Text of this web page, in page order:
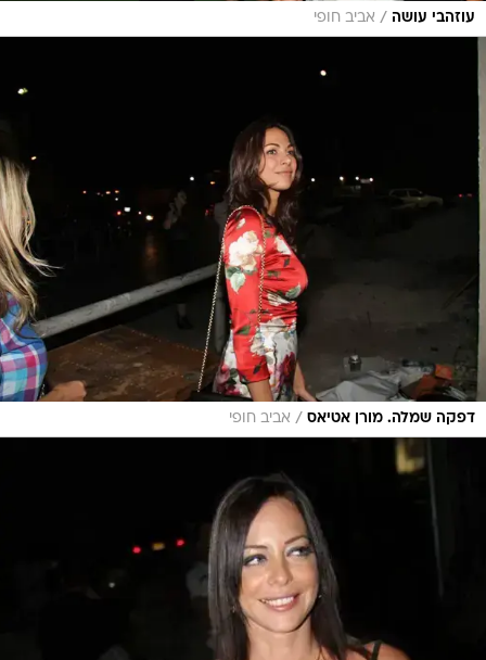
עוזהבי עושה / אביב חופי
דפקה שמלה. מורן אטיאס / אביב חופי